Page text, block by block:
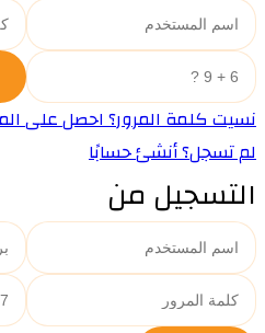
نسيت كلمة المرور؟ احصل على
لم تسجل؟ أنشئ حسابًا
التسجيل من